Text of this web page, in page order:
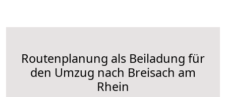
Routenplanung als Beiladung für
den Umzug nach Breisach am
Rhein